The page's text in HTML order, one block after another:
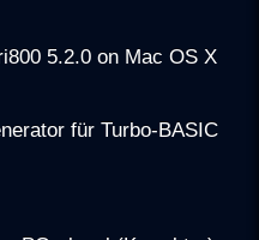
5.2.0 on Mac OS X
für Turbo-BASIC